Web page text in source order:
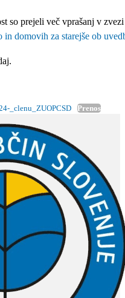
so prejeli več vprašanj v
domovih za starejše ob
_clenu_ZUOPCSD Prenos